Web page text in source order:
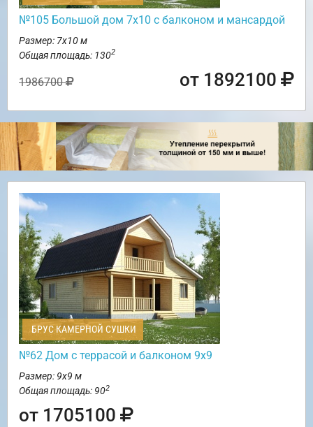
№105 Большой дом 7х10 с балконом и мансардой
Размер: 7х10 м
Общая площадь: 1302
1986700 от 1892100
БРУС КАМЕРНОЙ СУШКИ
№62 Дом c террасой и балконом 9х9
Размер: 9х9 м
Общая площадь: 902
от 1705100